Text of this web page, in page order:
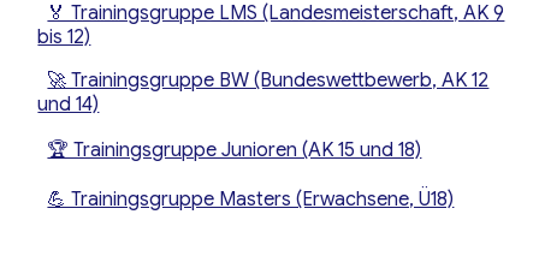
🏅 Trainingsgruppe LMS (Landesmeisterschaft, AK 9
bis 12)
🚀 Trainingsgruppe BW (Bundeswettbewerb, AK 12
und 14)
🏆 Trainingsgruppe Junioren (AK 15 und 18)
💪 Trainingsgruppe Masters (Erwachsene, Ü18)